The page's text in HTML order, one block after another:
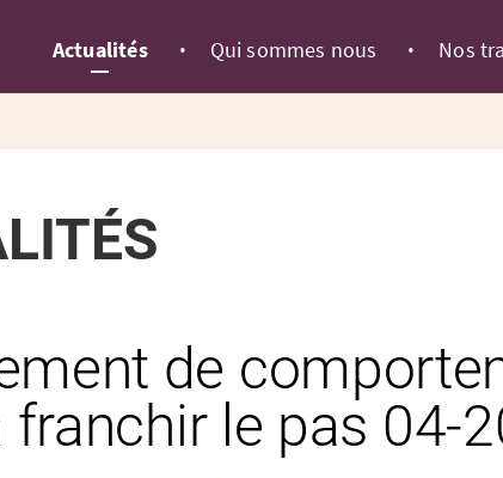
Actualités Qui sommes nous Nos
de
franchir le pas 04-